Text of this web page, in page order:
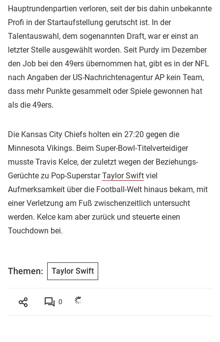
Hauptrundenpartien verloren, seit der bis dahin unbekannte
Profi in der Startaufstellung gerutscht ist. In der
Talentauswahl, dem sogenannten Draft, war er einst an
letzter Stelle ausgewählt worden. Seit Purdy im Dezember
den Job bei den 49ers übernommen hat, gibt es in der NFL
nach Angaben der US-Nachrichtenagentur AP kein Team,
dass mehr Punkte gesammelt oder Spiele gewonnen hat
als die 49ers.
Die Kansas City Chiefs holten ein 27:20 gegen die
Minnesota Vikings. Beim Super-Bowl-Titelverteidiger
musste Travis Kelce, der zuletzt wegen der Beziehungs-
Gerüchte zu Pop-SuperstarTaylor Swift viel
Aufmerksamkeit über die Football-Welt hinaus bekam, mit
einer Verletzung am Fuß zwischenzeitlich untersucht
werden. Kelce kam aber zurück und steuerte einen
Touchdown bei.
Themen: Taylor Swift
0